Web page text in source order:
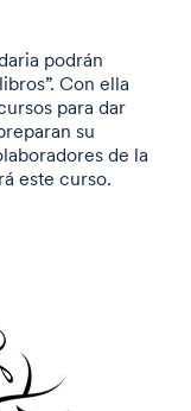
podrán
Con ella
para dar
su
de la
este curso.